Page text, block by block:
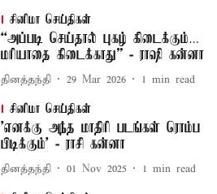
சினிமா செய்திகள்
“அப்படி செய்தால் புகழ் கிடைக்கும்…
மரியாதை கிடைக்காது” - ராஷி கன்னா
தினத்தந்தி 29 Mar 2026 1 min read
சினிமா செய்திகள்
’எனக்கு அந்த மாதிரி படங்கள் ரொம்ப
பிடிக்கும்’ - ராசி கன்னா
தினத்தந்தி 01 Nov 2025 1 min read